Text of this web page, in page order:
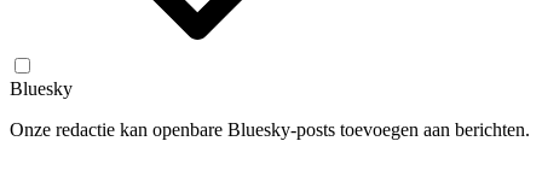
Bluesky
Onze redactie kan openbare Bluesky-posts toevoegen aan berichten.